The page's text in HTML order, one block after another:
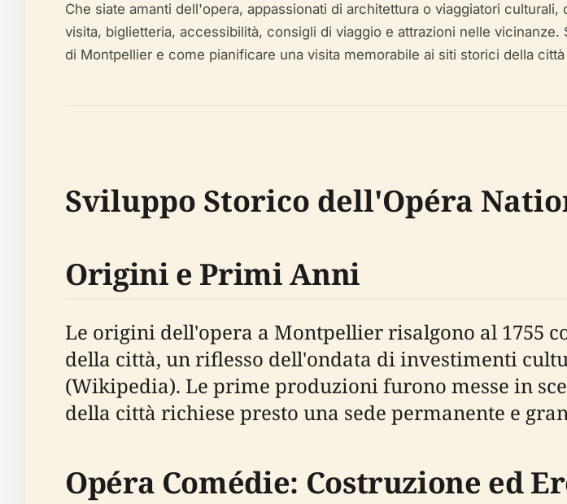
Che siate amanti dell'opera, appassionati di architettura o viaggiatori
visita, biglietteria, accessibilità, consigli di viaggio e attrazioni nelle
di Montpellier e come pianificare una visita memorabile ai siti storici della
Sviluppo Storico dell'Opéra
Origini e Primi Anni
Le origini dell'opera a Montpellier risalgono al 1755
della città, un riflesso dell'ondata di investimenti
(Wikipedia). Le prime produzioni furono messe in
della città richiese presto una sede permanente e
Opéra Comédie: Costruzione ed